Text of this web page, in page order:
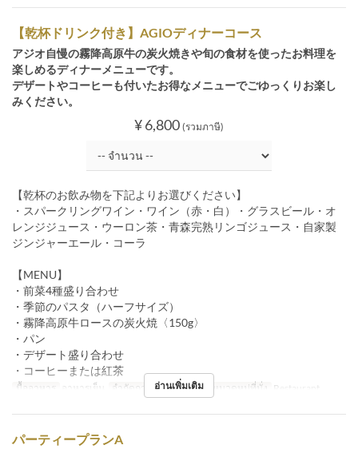
【乾杯ドリンク付き】AGIOディナーコース
アジオ自慢の霧降高原牛の炭火焼きや旬の食材を使ったお料理を
楽しめるディナーメニューです。
デザートやコーヒーも付いたお得なメニューでごゆっくりお楽し
みください。
¥ 6,800 (รวมภาษี)
【乾杯のお飲み物を下記よりお選びください】
・スパークリングワイン・ワイン（赤・白）・グラスビール・オ
レンジジュース・ウーロン茶・青森完熟リンゴジュース・自家製
ジンジャーエール・コーラ
【MENU】
・前菜4種盛り合わせ
・季節のパスタ（ハーフサイズ）
・霧降高原牛ロースの炭火焼〈150g〉
・パン
・デザート盛り合わせ
・コーヒーまたは紅茶
มื้ออาหาร อาหารเย็น จำกัดการสั่งซื้อ 1 ~ 34 หมวดหมู่ที่นั่ง Restaurant
อ่านเพิ่มเติม
パーティープランA